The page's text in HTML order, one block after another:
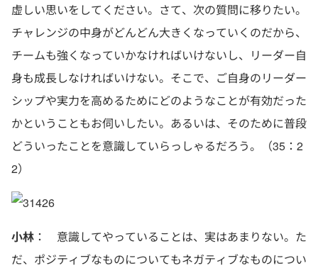
虚しい思いをしてください。さて、次の質問に移りたい。
チャレンジの中身がどんどん大きくなっていくのだから、
チームも強くなっていかなければいけないし、リーダー自
身も成長しなければいけない。そこで、ご自身のリーダー
シップや実力を高めるためにどのようなことが有効だった
かということもお伺いしたい。あるいは、そのために普段
どういったことを意識していらっしゃるだろう。（35：2
2）
小林 ： 意識してやっていることは、実はあまりない。た
だ、ポジティブなものについてもネガティブなものについ